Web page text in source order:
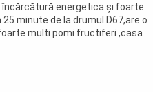
energetica și foarte
minute de la drumul D67,are o
multi pomi fructiferi ,casa